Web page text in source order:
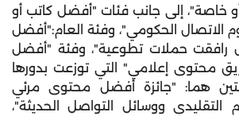
خاصة"، إلى جانب فئات "أفضل كاتب أو
الحكومي"، وفئة العام:"أفضل
رافقت حملات تطوعية"، وفئة "أفضل
محتوى إعلامي" التي توزعت بدورها
هما: "جائزة أفضل محتوى مرئي
التقليدي ووسائل التواصل الحديثة"،